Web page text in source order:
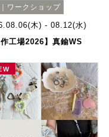
ワークショップ
木) - 08.12(水)
作工場2026】真鍮WS